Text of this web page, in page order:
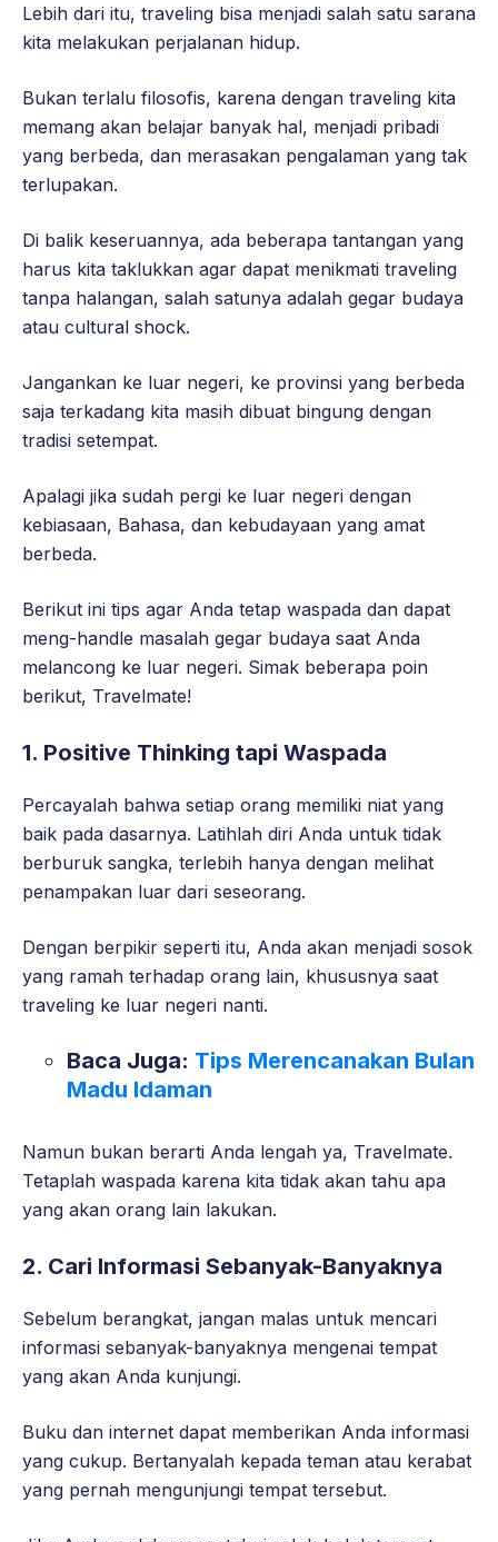
Lebih dari itu, traveling bisa menjadi salah satu sarana
kita melakukan perjalanan hidup.
Bukan terlalu filosofis, karena dengan traveling kita
memang akan belajar banyak hal, menjadi pribadi
yang berbeda, dan merasakan pengalaman yang tak
terlupakan.
Di balik keseruannya, ada beberapa tantangan yang
harus kita taklukkan agar dapat menikmati traveling
tanpa halangan, salah satunya adalah gegar budaya
atau cultural shock.
Jangankan ke luar negeri, ke provinsi yang berbeda
saja terkadang kita masih dibuat bingung dengan
tradisi setempat.
Apalagi jika sudah pergi ke luar negeri dengan
kebiasaan, Bahasa, dan kebudayaan yang amat
berbeda.
Berikut ini tips agar Anda tetap waspada dan dapat
meng-handle masalah gegar budaya saat Anda
melancong ke luar negeri. Simak beberapa poin
berikut, Travelmate!
1. Positive Thinking tapi Waspada
Percayalah bahwa setiap orang memiliki niat yang
baik pada dasarnya. Latihlah diri Anda untuk tidak
berburuk sangka, terlebih hanya dengan melihat
penampakan luar dari seseorang.
Dengan berpikir seperti itu, Anda akan menjadi sosok
yang ramah terhadap orang lain, khususnya saat
traveling ke luar negeri nanti.
Baca Juga: Tips Merencanakan Bulan
Madu Idaman
Namun bukan berarti Anda lengah ya, Travelmate.
Tetaplah waspada karena kita tidak akan tahu apa
yang akan orang lain lakukan.
2. Cari Informasi Sebanyak-Banyaknya
Sebelum berangkat, jangan malas untuk mencari
informasi sebanyak-banyaknya mengenai tempat
yang akan Anda kunjungi.
Buku dan internet dapat memberikan Anda informasi
yang cukup. Bertanyalah kepada teman atau kerabat
yang pernah mengunjungi tempat tersebut.